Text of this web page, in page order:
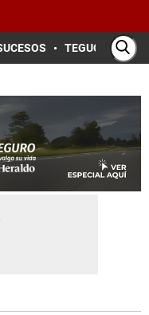
TEGUCIGALPA